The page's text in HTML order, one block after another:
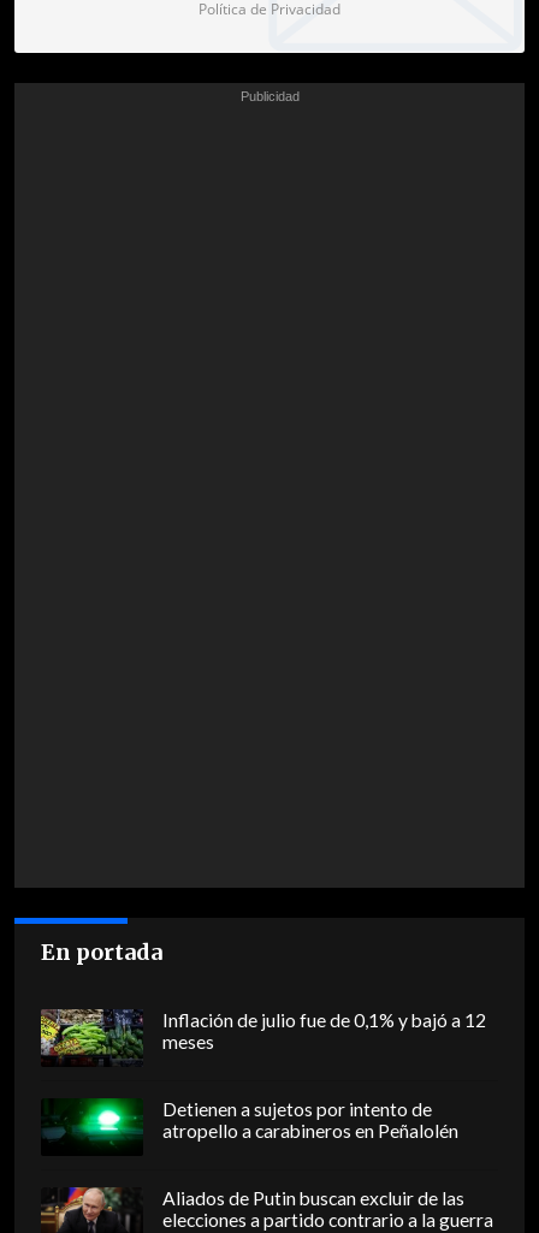
Política de Privacidad
En portada
Inflación de julio fue de 0,1% y bajó a 12
meses
Detienen a sujetos por intento de
atropello a carabineros en Peñalolén
Aliados de Putin buscan excluir de las
elecciones a partido contrario a la guerra